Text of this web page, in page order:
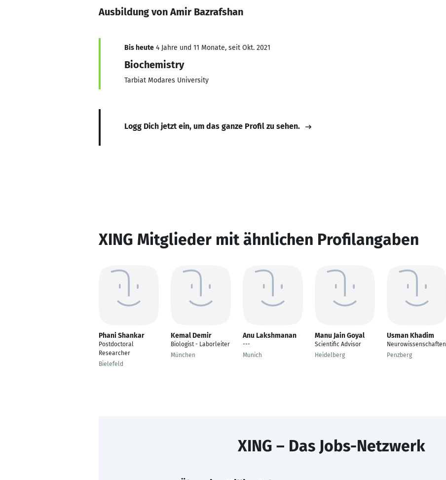
Ausbildung von Amir Bazrafshan
Bis heute 4 Jahre und 11 Monate, seit Okt. 2021
Biochemistry
Tarbiat Modares University
Logg Dich jetzt ein, um das ganze Profil zu sehen.
XING Mitglieder mit ähnlichen Profilangaben
Phani Shankar
Postdoctoral
Researcher
Bielefeld
Kemal Demir
Biologist - Laborleiter
München
Anu Lakshmanan
---
Munich
Manu Jain Goyal
Scientific Advisor
Heidelberg
Usman Khadim
Neurowissenschaften
Penzberg
XING – Das Jobs-Netzwerk